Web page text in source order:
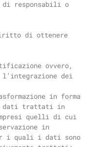
responsabili o
di ottenere
ovvero,
l’integrazione dei
in forma
dati trattati in
quelli di cui
in
i quali i dati sono